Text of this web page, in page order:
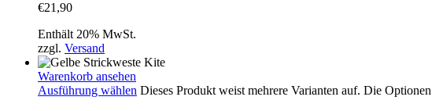
€21,90
Enthält 20% MwSt.
zzgl. Versand
Warenkorb ansehen
Ausführung wählen Dieses Produkt weist mehrere Varianten auf. Die